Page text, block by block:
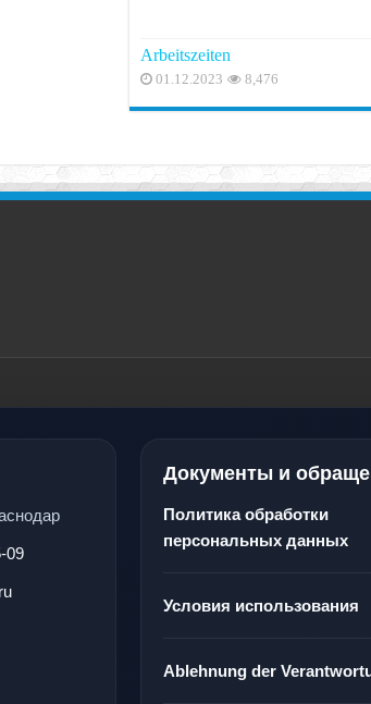
Arbeitszeiten
01.12.2023 8,476
09
Документы и
Политика обработки
персональных данных
Условия использования
Ablehnung der